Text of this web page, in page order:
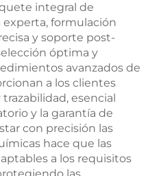
integral de
formulación
y soporte post-
óptima y
avanzados de
a los clientes
esencial
y la garantía de
con precisión las
hace que las
a los requisitos